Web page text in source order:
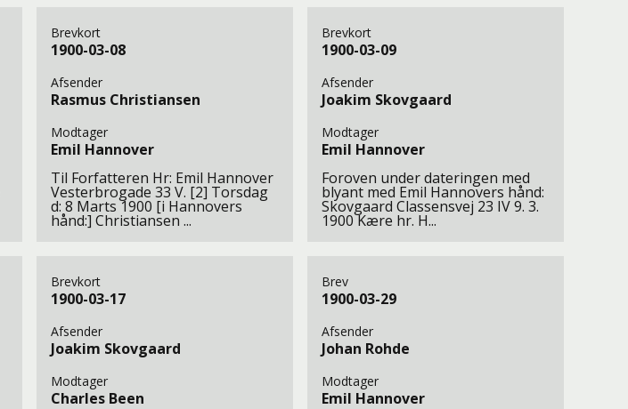
Brevkort
1900-03-08
Afsender
Rasmus Christiansen
Modtager
Emil Hannover
Til Forfatteren Hr: Emil Hannover
Vesterbrogade 33 V. [2] Torsdag
d: 8 Marts 1900 [i Hannovers
hånd:] Christiansen ...
Brevkort
1900-03-09
Afsender
Joakim Skovgaard
Modtager
Emil Hannover
Foroven under dateringen med
blyant med Emil Hannovers hånd:
Skovgaard Classensvej 23 IV 9. 3.
1900 Kære hr. H...
Brevkort
1900-03-17
Afsender
Joakim Skovgaard
Modtager
Charles Been
Brev
1900-03-29
Afsender
Johan Rohde
Modtager
Emil Hannover